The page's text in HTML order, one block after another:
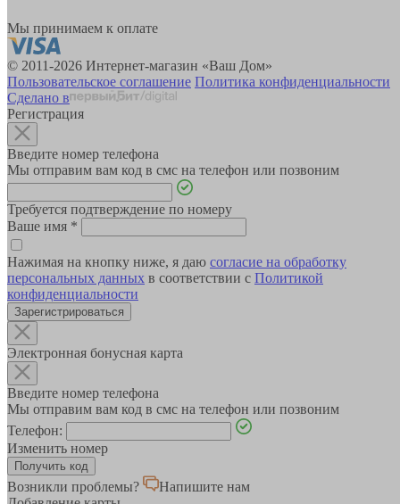
Мы принимаем к оплате
© 2011-2026 Интернет-магазин «Ваш Дом»
Пользовательское соглашение Политика конфиденциальности
Сделано в
Регистрация
Введите номер телефона
Мы отправим вам код в смс на телефон или позвоним
Требуется подтверждение по номеру
Ваше имя *
Нажимая на кнопку ниже, я даю согласие на обработку
персональных данных в соответствии с Политикой
конфиденциальности
Зарегистрироваться
Электронная бонусная карта
Введите номер телефона
Мы отправим вам код в смс на телефон или позвоним
Телефон:
Изменить номер
Возникли проблемы?
Напишите нам